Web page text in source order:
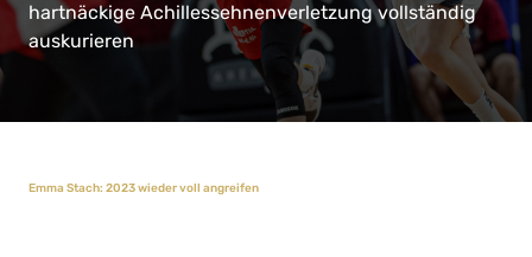
hartnäckige Achillessehnenverletzung vollständig
auskurieren
Emma Stach: 2023 wieder voll angreifen